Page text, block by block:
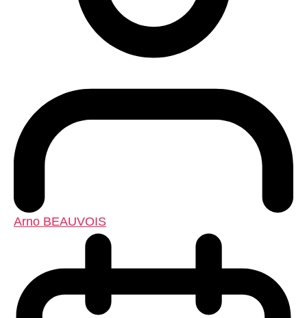
Arno BEAUVOIS